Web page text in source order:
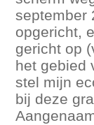
september
opgericht,
gericht op
het gebied
stel mijn
bij deze